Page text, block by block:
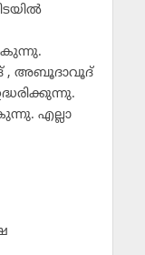
, അബൂദാവൂദ്
എല്ലാ